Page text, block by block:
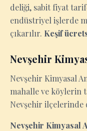
deliği, sabit fiyat
endüstriyel işlerde
çıkarılır. Keşif
Nevşehir
Nevşehir Kimyasal
mahalle ve köylerin
Nevşehir ilçelerinde
Nevşehir Kimyasal